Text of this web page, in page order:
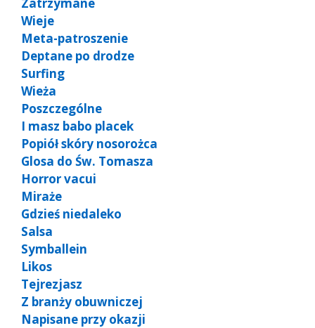
Wieje
Meta-patroszenie
Deptane po drodze
Surfing
Wieża
Poszczególne
I masz babo placek
Popiół skóry nosorożca
Glosa do Św. Tomasza
Horror vacui
Miraże
Gdzieś niedaleko
Salsa
Symballein
Likos
Tejrezjasz
Z branży obuwniczej
Napisane przy okazji